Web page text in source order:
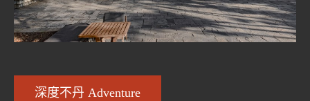
深度不丹 Adventure